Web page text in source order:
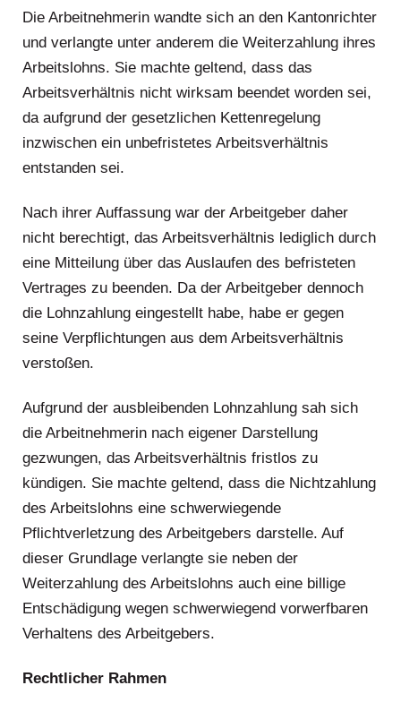
Die Arbeitnehmerin wandte sich an den Kantonrichter
und verlangte unter anderem die Weiterzahlung ihres
Arbeitslohns. Sie machte geltend, dass das
Arbeitsverhältnis nicht wirksam beendet worden sei,
da aufgrund der gesetzlichen Kettenregelung
inzwischen ein unbefristetes Arbeitsverhältnis
entstanden sei.
Nach ihrer Auffassung war der Arbeitgeber daher
nicht berechtigt, das Arbeitsverhältnis lediglich durch
eine Mitteilung über das Auslaufen des befristeten
Vertrages zu beenden. Da der Arbeitgeber dennoch
die Lohnzahlung eingestellt habe, habe er gegen
seine Verpflichtungen aus dem Arbeitsverhältnis
verstoßen.
Aufgrund der ausbleibenden Lohnzahlung sah sich
die Arbeitnehmerin nach eigener Darstellung
gezwungen, das Arbeitsverhältnis fristlos zu
kündigen. Sie machte geltend, dass die Nichtzahlung
des Arbeitslohns eine schwerwiegende
Pflichtverletzung des Arbeitgebers darstelle. Auf
dieser Grundlage verlangte sie neben der
Weiterzahlung des Arbeitslohns auch eine billige
Entschädigung wegen schwerwiegend vorwerfbaren
Verhaltens des Arbeitgebers.
Rechtlicher Rahmen